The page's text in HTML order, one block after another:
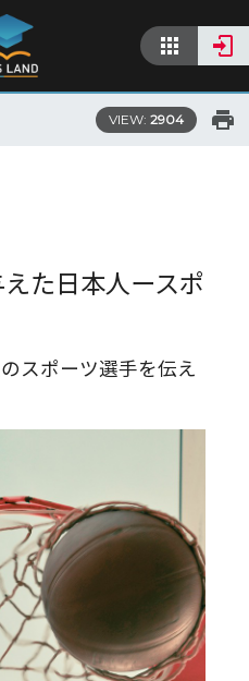
VIEW: 2904
えた日本人ースポ
スポーツ選手を伝え